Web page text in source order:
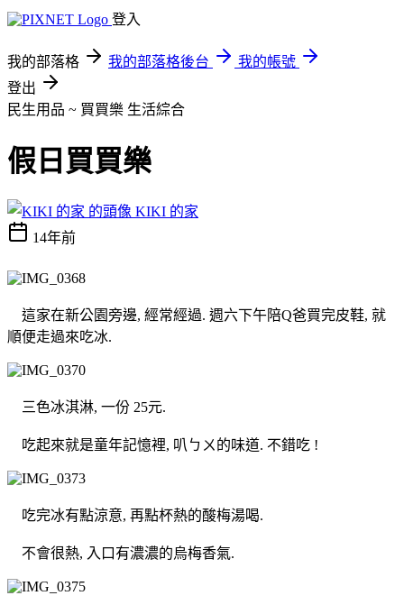
登入
我的部落格 我的部落格後台
我的帳號
登出
民生用品 ~ 買買樂 生活綜合
假日買買樂
KIKI 的家
14年前
這家在新公園旁邊, 經常經過. 週六下午陪Q爸買完皮鞋, 就
順便走過來吃冰.
三色冰淇淋, 一份 25元.
吃起來就是童年記憶裡, 叭ㄅㄨ的味道. 不錯吃 !
吃完冰有點涼意, 再點杯熱的酸梅湯喝.
不會很熱, 入口有濃濃的烏梅香氣.